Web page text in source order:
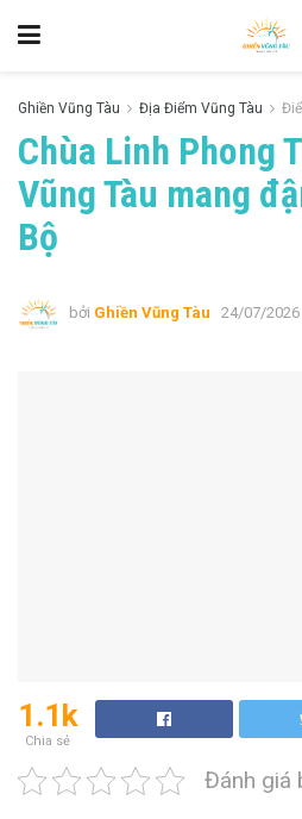
Ghiền Vũng Tàu Địa Điểm Vũng Tàu
Chùa Linh Phong
Vũng Tàu mang
Bộ
bởi Ghiền Vũng Tàu 24/07/2026
1.1k
Chia sẻ
Đánh giá